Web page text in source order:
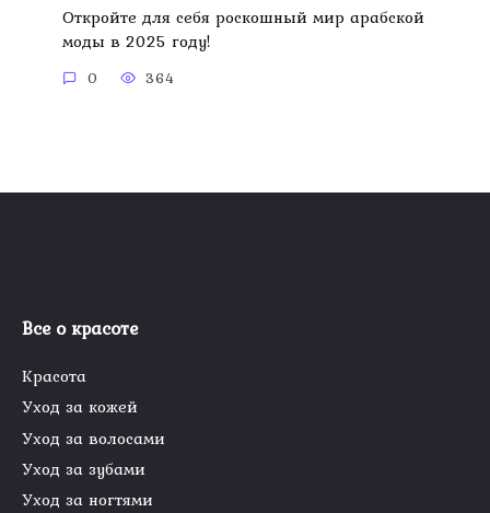
Откройте для себя роскошный мир арабской
моды в 2025 году!
0 364
Все о красоте
Красота
Уход за кожей
Уход за волосами
Уход за зубами
Уход за ногтями